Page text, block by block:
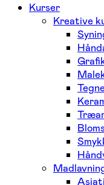
Kurser
Kreative